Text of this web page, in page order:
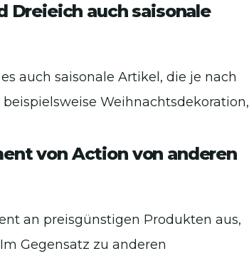
Dreieich auch saisonale
auch saisonale Artikel, die je nach
Weihnachtsdekoration,
von Action von anderen
an preisgünstigen Produkten aus,
Gegensatz zu anderen